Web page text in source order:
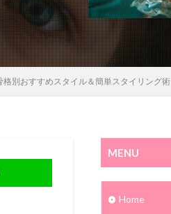
別おすすめスタイル＆簡単スタイリング術
MENU
Home